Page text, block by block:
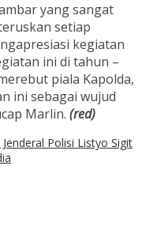
yang sangat
setiap
kegiatan
ini di tahun –
piala Kapolda,
ini sebagai wujud
Marlin. (red)
Polisi Listyo Sigit